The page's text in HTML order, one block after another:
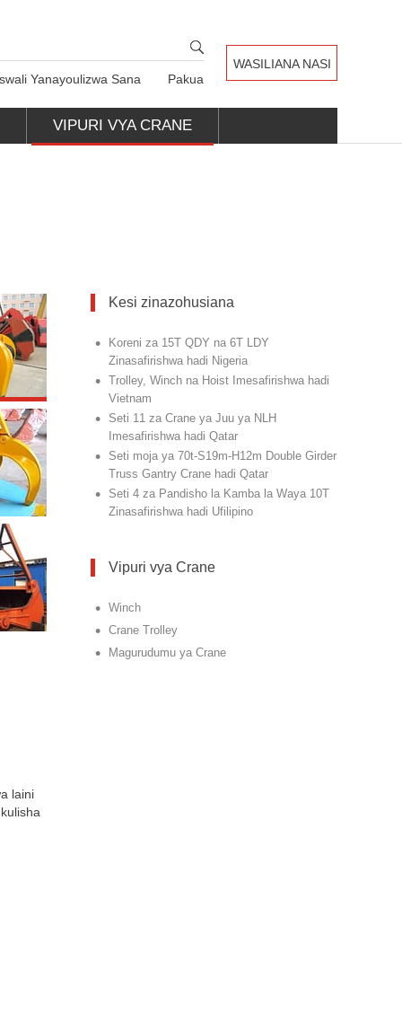
WASILIANA NASI
Yanayoulizwa Sana
Pakua
VIPURI VYA CRANE
laini
Kesi zinazohusiana
•
Koreni za 15T QDY na 6T LDY
Zinasafirishwa hadi Nigeria
• Trolley, Winch na Hoist Imesafirishwa hadi
Vietnam
•
Seti 11 za Crane ya Juu ya NLH
Imesafirishwa hadi Qatar
•
Seti moja ya 70t-S19m-H12m Double Girder
Truss Gantry Crane hadi Qatar
•
Seti 4 za Pandisho la Kamba la Waya 10T
Zinasafirishwa hadi Ufilipino
Vipuri vya Crane
• Winch
• Crane Trolley
• Magurudumu ya Crane